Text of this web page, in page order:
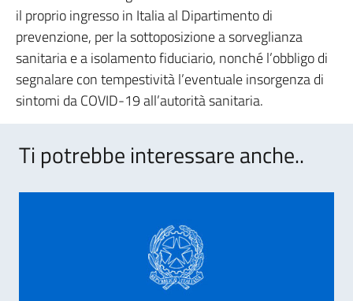
il proprio ingresso in Italia al Dipartimento di
prevenzione, per la sottoposizione a sorveglianza
sanitaria e a isolamento fiduciario, nonché l’obbligo di
segnalare con tempestività l’eventuale insorgenza di
sintomi da COVID-19 all’autorità sanitaria.
Ti potrebbe interessare anche..